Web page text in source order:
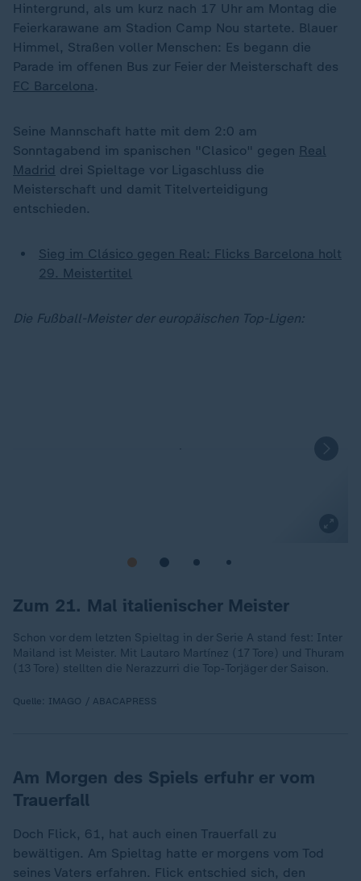
Hintergrund, als um kurz nach 17 Uhr am Montag die
Feierkarawane am Stadion Camp Nou startete. Blauer
Himmel, Straßen voller Menschen: Es begann die
Parade im offenen Bus zur Feier der Meisterschaft des
FC Barcelona .
Seine Mannschaft hatte mit dem 2:0 am
Sonntagabend im spanischen "Clasico" gegen Real
Madrid drei Spieltage vor Ligaschluss die
Meisterschaft und damit Titelverteidigung
entschieden.
Sieg im Clásico gegen Real: Flicks Barcelona holt
29. Meistertitel
Die Fußball-Meister der europäischen Top-Ligen:
Zum 21. Mal italienischer Meister
Schon vor dem letzten Spieltag in der Serie A stand fest: Inter
Mailand ist Meister. Mit Lautaro Martínez (17 Tore) und Thuram
(13 Tore) stellten die Nerazzurri die Top‑Torjäger der Saison.
Quelle: IMAGO / ABACAPRESS
Am Morgen des Spiels erfuhr er vom
Trauerfall
Doch Flick, 61, hat auch einen Trauerfall zu
bewältigen. Am Spieltag hatte er morgens vom Tod
seines Vaters erfahren. Flick entschied sich, den